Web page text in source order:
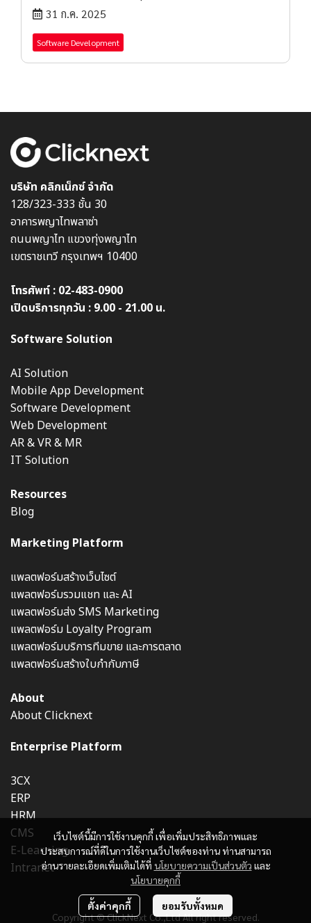
31 ก.ค. 2025
Software Development
เว็บไซต์นี้มีการใช้งานคุกกี้ เพื่อเพิ่มประสิทธิภาพและ
ประสบการณ์ที่ดีในการใช้งานเว็บไซต์ของท่าน ท่านสามารถ
อ่านรายละเอียดเพิ่มเติมได้ที่ นโยบายความเป็นส่วนตัว และ
นโยบายคุกกี้
ตั้งค่าคุกกี้ ยอมรับทั้งหมด
บริษัท คลิกเน็กซ์ จำกัด
128/323-333 ชั้น 30
อาคารพญาไทพลาซ่า
ถนนพญาไท แขวงทุ่งพญาไท
เขตราชเทวี กรุงเทพฯ 10400
โทรศัพท์ : 02-483-0900
เปิดบริการทุกวัน : 9.00 - 21.00 น.
Software Solution
AI Solution
Mobile App Development
Software Development
Web Development
AR & VR & MR
IT Solution
Resources
Blog
Marketing Platform
แพลตฟอร์มสร้างเว็บไซต์
แพลตฟอร์มรวมแชท และ AI
แพลตฟอร์มส่ง SMS Marketing
แพลตฟอร์ม Loyalty Program
แพลตฟอร์มบริการทีมขาย และการตลาด
แพลตฟอร์มสร้างใบกำกับภาษี
About
About Clicknext
Enterprise Platform
3CX
ERP
HRM
CMS
E-Learning
Intranet
Copyright © ClickNext Co.,Ltd All right reserved.